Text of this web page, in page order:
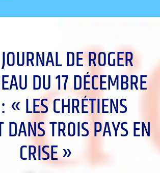
DE ROGER
DU 17 DÉCEMBRE
LES CHRÉTIENS
DANS TROIS PAYS EN
CRISE »